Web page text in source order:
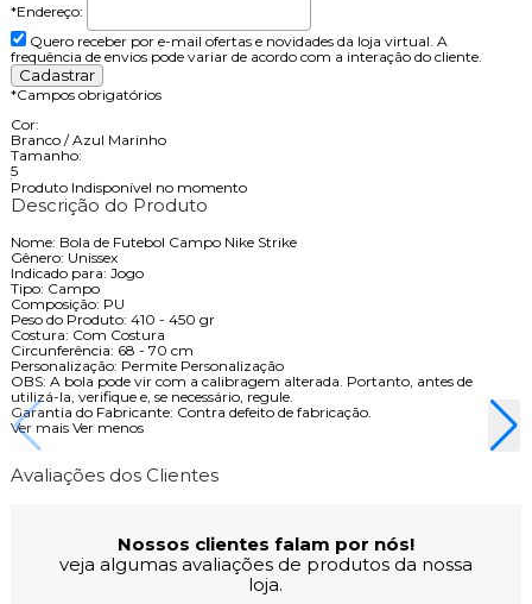
*Endereço:
Quero receber por e-mail ofertas e novidades da loja virtual. A
frequência de envios pode variar de acordo com a interação do cliente.
*Campos obrigatórios
Cor:
Branco / Azul Marinho
Tamanho:
5
Produto Indisponível no momento
Descrição do Produto
Nome: Bola de Futebol Campo Nike Strike
Gênero: Unissex
Indicado para: Jogo
Tipo: Campo
Composição: PU
Peso do Produto: 410 - 450 gr
Costura: Com Costura
Circunferência: 68 - 70 cm
Personalização: Permite Personalização
OBS: A bola pode vir com a calibragem alterada. Portanto, antes de
utilizá-la, verifique e, se necessário, regule.
Garantia do Fabricante: Contra defeito de fabricação.
Ver mais Ver menos
Avaliações dos Clientes
Nossos clientes falam por nós!
veja algumas avaliações de produtos da nossa
loja.